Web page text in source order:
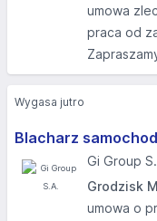
umowa
praca od
Blacharz
Gi Group
Grodzisk
umowa o
Wygasa jutro